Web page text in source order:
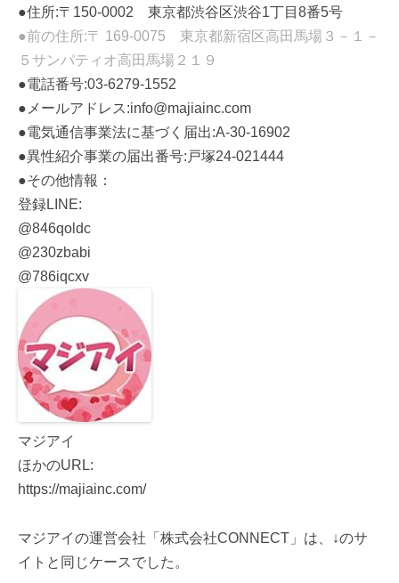
●住所:〒150-0002 東京都渋谷区渋谷1丁目8番5号
●前の住所:〒 169-0075 東京都新宿区高田馬場３－１－
５サンパティオ高田馬場２１９
●電話番号:03-6279-1552
●メールアドレス:info@majiainc.com
●電気通信事業法に基づく届出:A-30-16902
●異性紹介事業の届出番号:戸塚24-021444
●その他情報：
登録LINE:
@846qoldc
@230zbabi
@786iqcxv
マジアイ
ほかのURL:
https://majiainc.com/
マジアイの運営会社「株式会社CONNECT」は、↓のサ
イトと同じケースでした。